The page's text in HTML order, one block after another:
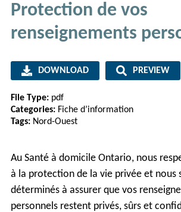
Protection de vos
renseignements
Au Santé à domicile Ontario, nous
à la protection de la vie privée et nous
déterminés à assurer que vos
personnels restent privés, sûrs et
DOWNLOAD PREVIEW
File Type: pdf
Categories: Fiche d’information
Tags: Nord-Ouest